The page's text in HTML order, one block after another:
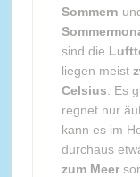
Sommern
sind die
liegen meist
Celsius . Es
regnet nur
kann es im
durchaus
zum Meer